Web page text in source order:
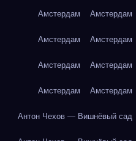
Амстердам Амстердам
Амстердам Амстердам
Амстердам Амстердам
Амстердам Амстердам
Антон Чехов — Вишнёвый сад